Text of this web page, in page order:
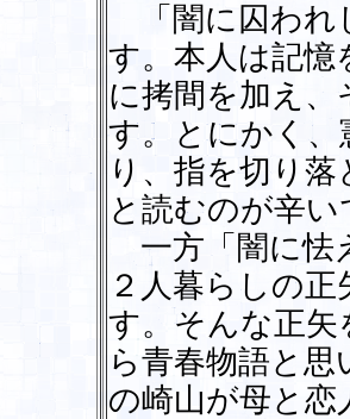
「闇に囚われ
す。本人は記憶
に拷間を加え
す。とにかく、
り、指を切り
と読むのが辛い
一方「闇に怯
２人暮らしの
す。そんな正矢
ら青春物語と
の崎山が母と